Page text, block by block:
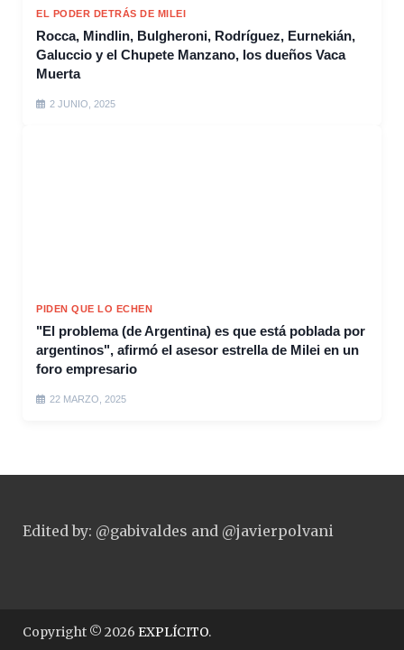
EL PODER DETRÁS DE MILEI
Rocca, Mindlin, Bulgheroni, Rodríguez, Eurnekián,
Galuccio y el Chupete Manzano, los dueños Vaca
Muerta
2 JUNIO, 2025
PIDEN QUE LO ECHEN
"El problema (de Argentina) es que está poblada por
argentinos", afirmó el asesor estrella de Milei en un
foro empresario
22 MARZO, 2025
Edited by: @gabivaldes and @javierpolvani
Copyright © 2026 EXPLÍCITO.